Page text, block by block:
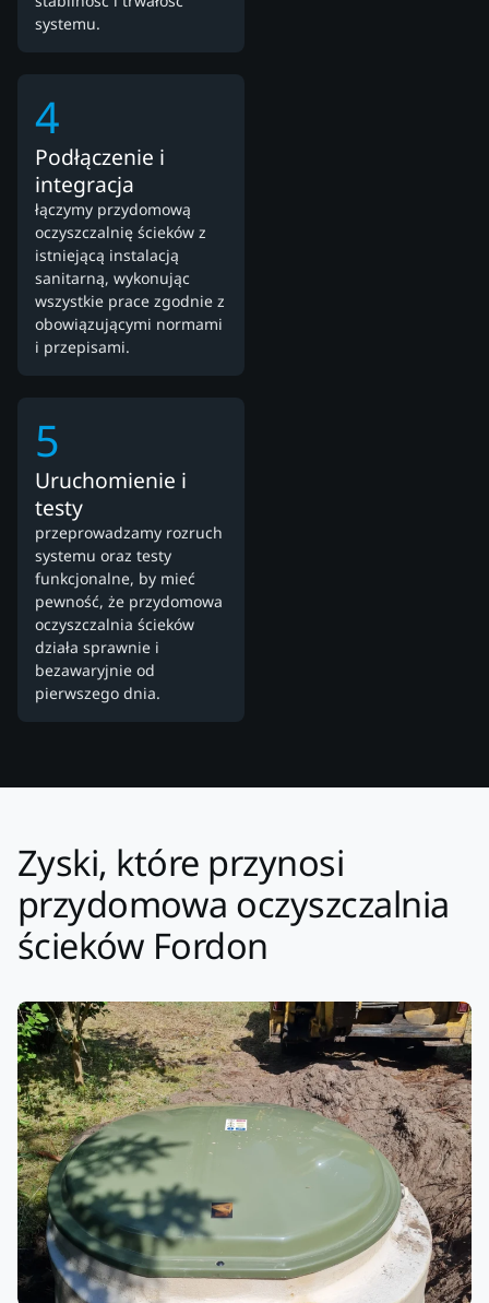
systemu.
4
Podłączenie i
integracja
łączymy przydomową
oczyszczalnię ścieków z
istniejącą instalacją
sanitarną, wykonując
wszystkie prace zgodnie z
obowiązującymi normami
i przepisami.
5
Uruchomienie i
testy
przeprowadzamy rozruch
systemu oraz testy
funkcjonalne, by mieć
pewność, że przydomowa
oczyszczalnia ścieków
działa sprawnie i
bezawaryjnie od
pierwszego dnia.
Zyski, które przynosi
przydomowa oczyszczalnia
ścieków Fordon